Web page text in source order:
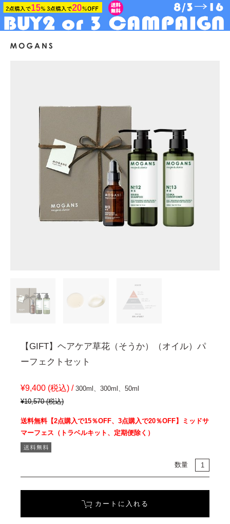
【GIFT】ヘアケア草花（そうか）（オイル）パ
ーフェクトセット
¥9,400 (税込) / 300ml、300ml、50ml
¥10,570 (税込)
送料無料【2点購入で15％OFF、3点購入で20％OFF】ミッドサ
マーフェス（トラベルキット、定期便除く）
数量
カートに入れる